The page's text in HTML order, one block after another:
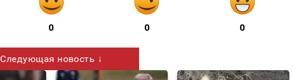
0 0 0
Следующая новость ↓